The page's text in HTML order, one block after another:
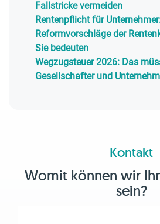
Fallstricke vermeiden
Rentenpflicht für
Reformvorschläge der
Sie bedeuten
Wegzugsteuer 2026: Das
Gesellschafter und
Kontakt
Womit können wir
sein?